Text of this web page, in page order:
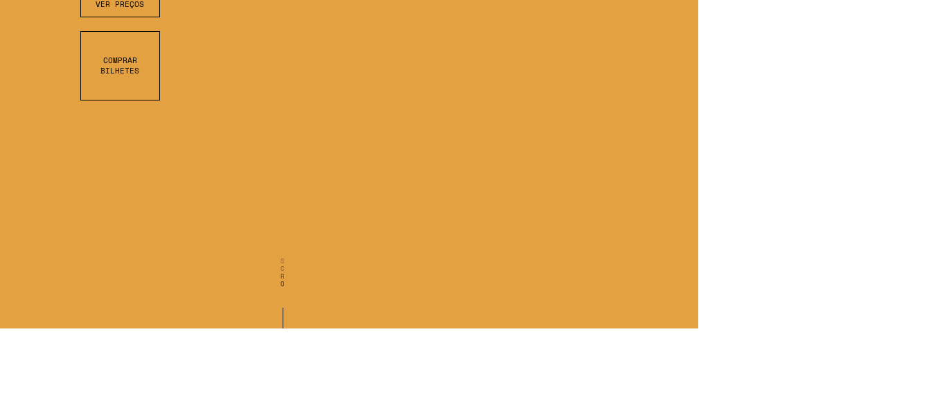
S
C
R
O
VER PREÇOS
COMPRAR
BILHETES